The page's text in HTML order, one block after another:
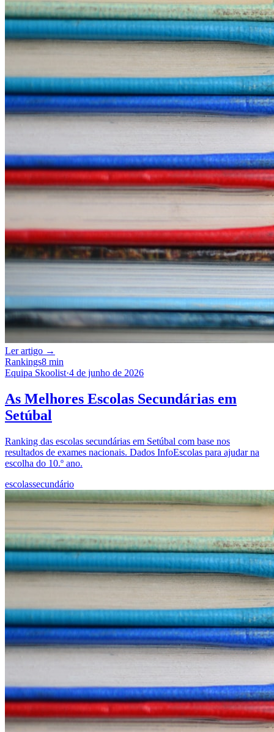
Ler artigo →
Rankings8 min
Equipa Skoolist·4 de junho de 2026
As Melhores Escolas Secundárias em
Setúbal
Ranking das escolas secundárias em Setúbal com base nos
resultados de exames nacionais. Dados InfoEscolas para ajudar na
escolha do 10.º ano.
escolassecundário